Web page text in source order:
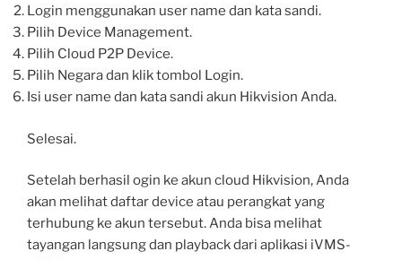
Login menggunakan user name dan kata sandi.
Pilih Device Management.
Pilih Cloud P2P Device.
Pilih Negara dan klik tombol Login.
Isi user name dan kata sandi akun Hikvision Anda.
Selesai.
Setelah berhasil ogin ke akun cloud Hikvision, Anda
akan melihat daftar device atau perangkat yang
terhubung ke akun tersebut. Anda bisa melihat
tayangan langsung dan playback dari aplikasi iVMS-